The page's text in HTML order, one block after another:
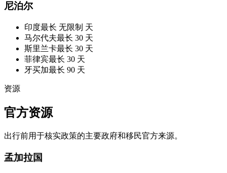
尼泊尔
印度最长 无限制 天
马尔代夫最长 30 天
斯里兰卡最长 30 天
菲律宾最长 30 天
牙买加最长 90 天
资源
官方资源
出行前用于核实政策的主要政府和移民官方来源。
孟加拉国